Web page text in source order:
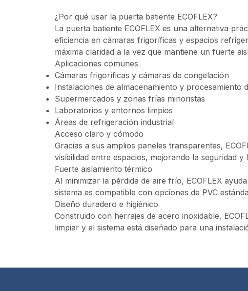
¿Por qué usar la puerta batiente ECOFLEX?
La puerta batiente ECOFLEX es una alternativa
eficiencia en cámaras frigoríficas y espacios
máxima claridad a la vez que mantiene un fuerte
Aplicaciones comunes
Cámaras frigoríficas y cámaras de congelación
Instalaciones de almacenamiento y procesamiento
Supermercados y zonas frías minoristas
Laboratorios y entornos limpios
Áreas de refrigeración industrial
Acceso claro y cómodo
Gracias a sus amplios paneles transparentes,
visibilidad entre espacios, mejorando la seguridad
Fuerte aislamiento térmico
Al minimizar la pérdida de aire frío, ECOFLEX
sistema es compatible con opciones de PVC
Diseño duradero e higiénico
Construido con herrajes de acero inoxidable,
limpiar y el sistema está diseñado para una